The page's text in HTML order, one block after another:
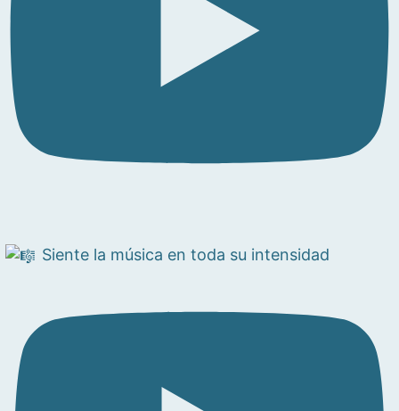
Siente la música en toda su intensidad